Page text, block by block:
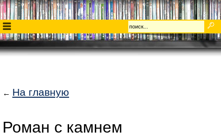
← На главную
Роман с камнем